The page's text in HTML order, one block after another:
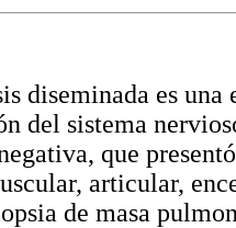
diseminada es
del sistema
que
articular,
de masa